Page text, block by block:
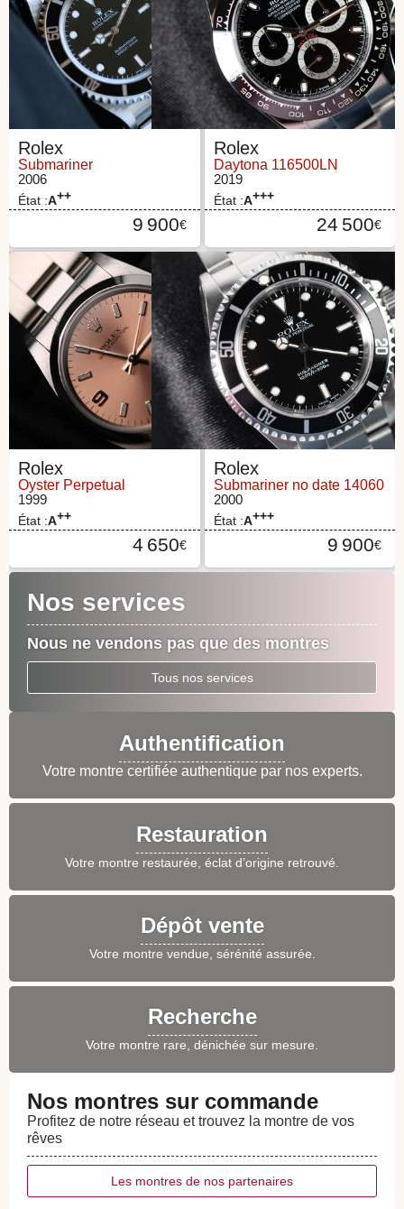
Rolex
Submariner
2006
État :A++
9 900€
Rolex
Oyster Perpetual
1999
État :A++
4 650€
Rolex
Daytona 116500LN
2019
État :A+++
24 500€
Rolex
Submariner no date 14060
2000
État :A+++
9 900€
Authentification
Votre montre certifiée authentique par nos experts.
Restauration
Votre montre restaurée, éclat d’origine retrouvé.
Dépôt vente
Votre montre vendue, sérénité assurée.
Recherche
Votre montre rare, dénichée sur mesure.
Nos services
Nous ne vendons pas que des montres
Tous nos services
Nos montres sur commande
Profitez de notre réseau et trouvez la montre de vos
rêves
Les montres de nos partenaires